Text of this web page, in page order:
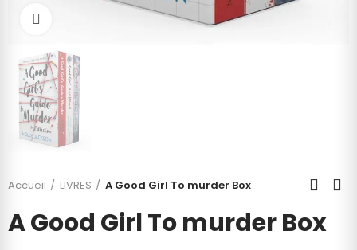
Cliquez pour agrandir
Accueil LIVRES A Good Girl To murder Box
A Good Girl To murder Box